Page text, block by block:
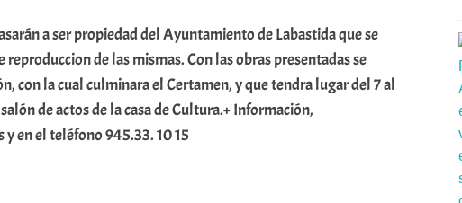
a ser propiedad del Ayuntamiento de Labastida que se
reproduccion de las mismas. Con las obras presentadas se
con la cual culminara el Certamen, y que tendra lugar del 7 al
de actos de la casa de Cultura.+ Información,
en el teléfono 945.33. 10 15